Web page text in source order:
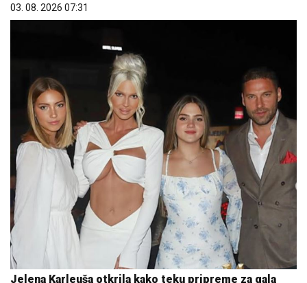
03. 08. 2026 07:31
Jelena Karleuša otkrila kako teku pripreme za gala